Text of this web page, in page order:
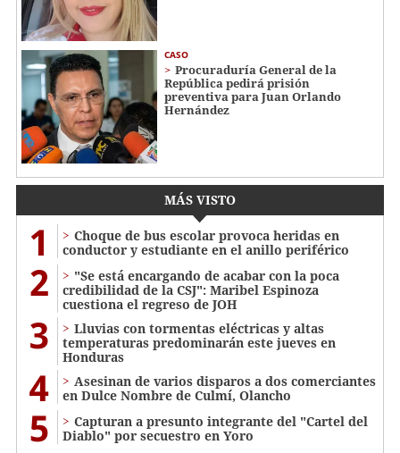
CASO
Procuraduría General de la
República pedirá prisión
preventiva para Juan Orlando
Hernández
MÁS VISTO
1
Choque de bus escolar provoca heridas en
conductor y estudiante en el anillo periférico
2
"Se está encargando de acabar con la poca
credibilidad de la CSJ": Maribel Espinoza
cuestiona el regreso de JOH
3
Lluvias con tormentas eléctricas y altas
temperaturas predominarán este jueves en
Honduras
4
Asesinan de varios disparos a dos comerciantes
en Dulce Nombre de Culmí, Olancho
5
Capturan a presunto integrante del "Cartel del
Diablo" por secuestro en Yoro